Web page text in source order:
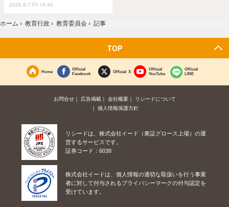
2026.8.7 Fri 19:45
ホーム › 教育行政 › 教育委員会 › 記事
TOP
Home
Official
Facebook
Official X
Official
YouTube
Official
LINE
お問合せ 広告掲載 会社概要
リシードについて
個人情報保護方針
リシードは、株式会社イード（東証グロース上場）の運
営するサービスです。
証券コード：6038
株式会社イードは、個人情報の適切な取扱いを行う事業
者に対して付与されるプライバシーマークの付与認定を
受けています。